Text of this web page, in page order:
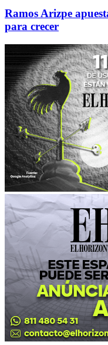
Ramos Arizpe
para crecer